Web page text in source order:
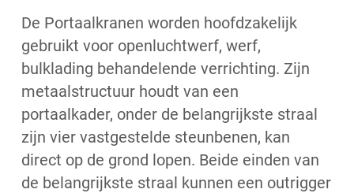
De Portaalkranen worden hoofdzakelijk
gebruikt voor openluchtwerf, werf,
bulklading behandelende verrichting. Zijn
metaalstructuur houdt van een
portaalkader, onder de belangrijkste straal
zijn vier vastgestelde steunbenen, kan
direct op de grond lopen. Beide einden van
de belangrijkste straal kunnen een outrigger